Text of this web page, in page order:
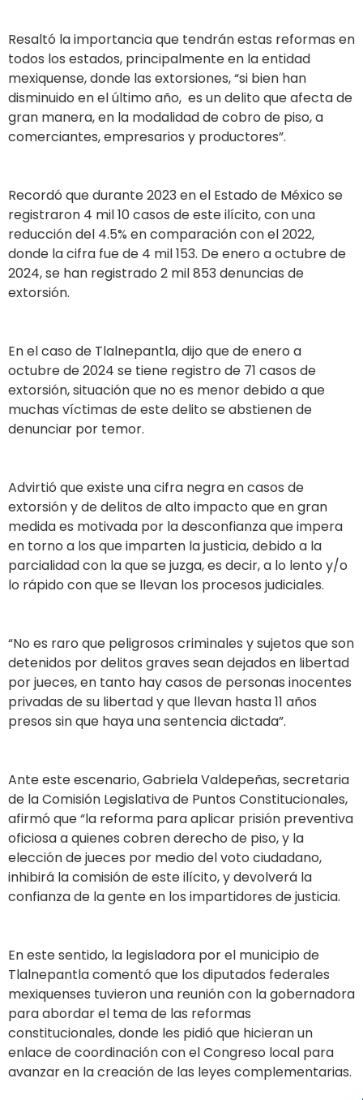
Resaltó la importancia que tendrán estas reformas en
todos los estados, principalmente en la entidad
mexiquense, donde las extorsiones, “si bien han
disminuido en el último año, es un delito que afecta de
gran manera, en la modalidad de cobro de piso, a
comerciantes, empresarios y productores”.
Recordó que durante 2023 en el Estado de México se
registraron 4 mil 10 casos de este ilícito, con una
reducción del 4.5% en comparación con el 2022,
donde la cifra fue de 4 mil 153. De enero a octubre de
2024, se han registrado 2 mil 853 denuncias de
extorsión.
En el caso de Tlalnepantla, dijo que de enero a
octubre de 2024 se tiene registro de 71 casos de
extorsión, situación que no es menor debido a que
muchas víctimas de este delito se abstienen de
denunciar por temor.
Advirtió que existe una cifra negra en casos de
extorsión y de delitos de alto impacto que en gran
medida es motivada por la desconfianza que impera
en torno a los que imparten la justicia, debido a la
parcialidad con la que se juzga, es decir, a lo lento y/o
lo rápido con que se llevan los procesos judiciales.
“No es raro que peligrosos criminales y sujetos que son
detenidos por delitos graves sean dejados en libertad
por jueces, en tanto hay casos de personas inocentes
privadas de su libertad y que llevan hasta 11 años
presos sin que haya una sentencia dictada”.
Ante este escenario, Gabriela Valdepeñas, secretaria
de la Comisión Legislativa de Puntos Constitucionales,
afirmó que “la reforma para aplicar prisión preventiva
oficiosa a quienes cobren derecho de piso, y la
elección de jueces por medio del voto ciudadano,
inhibirá la comisión de este ilícito, y devolverá la
confianza de la gente en los impartidores de justicia.
En este sentido, la legisladora por el municipio de
Tlalnepantla comentó que los diputados federales
mexiquenses tuvieron una reunión con la gobernadora
para abordar el tema de las reformas
constitucionales, donde les pidió que hicieran un
enlace de coordinación con el Congreso local para
avanzar en la creación de las leyes complementarias.